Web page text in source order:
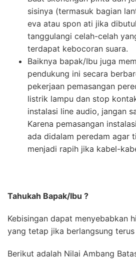
sisinya (termasuk bagian
eva atau spon ati jika
tanggulangi celah-celah
terdapat kebocoran suara.
Baiknya bapak/Ibu juga
pendukung ini secara
pekerjaan pemasangan
listrik lampu dan stop
instalasi line audio, jangan
Karena pemasangan
ada didalam peredam agar
menjadi rapih jika kabel-
Tahukah Bapak/Ibu ?
Kebisingan dapat menyebabkan
yang tetap jika berlangsung terus
Berikut adalah Nilai Ambang